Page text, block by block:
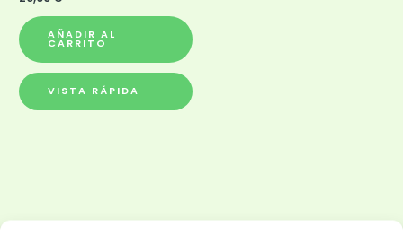
AÑADIR AL
CARRITO
VISTA RÁPIDA